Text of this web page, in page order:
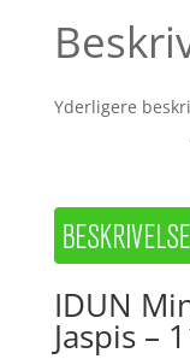
Yderligere
IDUN
Jaspis –